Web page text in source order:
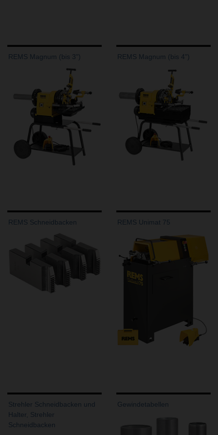
REMS Magnum (bis 3") REMS Magnum (bis 4")
REMS Schneidbacken REMS Unimat 75
Strehler Schneidbacken und
Halter, Strehler
Schneidbacken
Gewindetabellen